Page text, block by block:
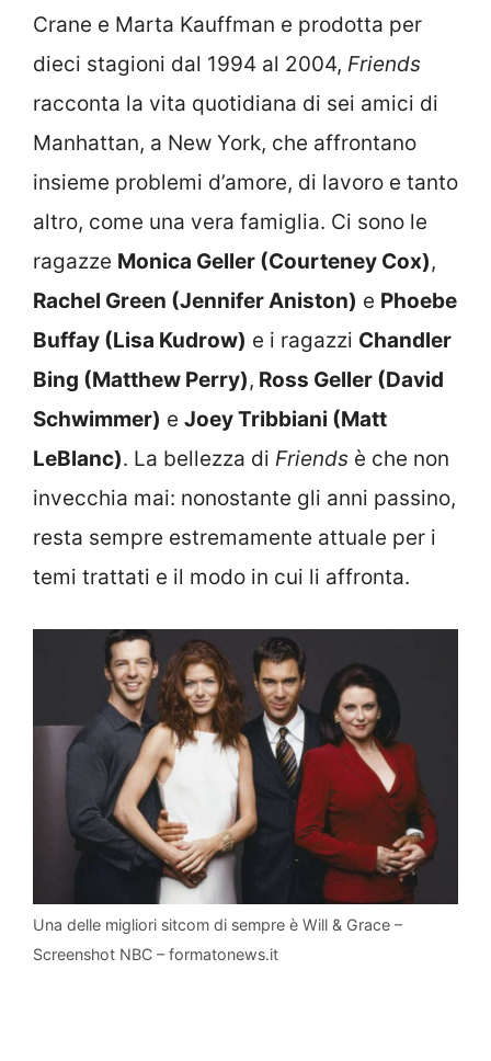
Crane e Marta Kauffman e prodotta per
dieci stagioni dal 1994 al 2004, Friends
racconta la vita quotidiana di sei amici di
Manhattan, a New York, che affrontano
insieme problemi d’amore, di lavoro e tanto
altro, come una vera famiglia. Ci sono le
ragazze Monica Geller (Courteney Cox),
Rachel Green (Jennifer Aniston) e Phoebe
Buffay (Lisa Kudrow) e i ragazzi Chandler
Bing (Matthew Perry), Ross Geller (David
Schwimmer) e Joey Tribbiani (Matt
LeBlanc). La bellezza di Friends è che non
invecchia mai: nonostante gli anni passino,
resta sempre estremamente attuale per i
temi trattati e il modo in cui li affronta.
Una delle migliori sitcom di sempre è Will & Grace –
Screenshot NBC – formatonews.it